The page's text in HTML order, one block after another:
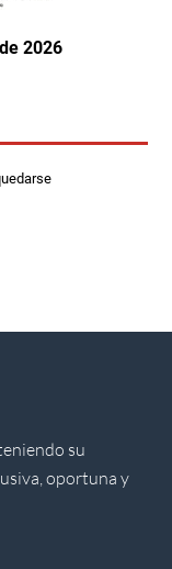
2026
su
oportuna y